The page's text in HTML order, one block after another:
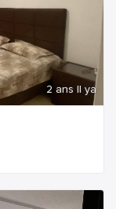
2 ans Il ya